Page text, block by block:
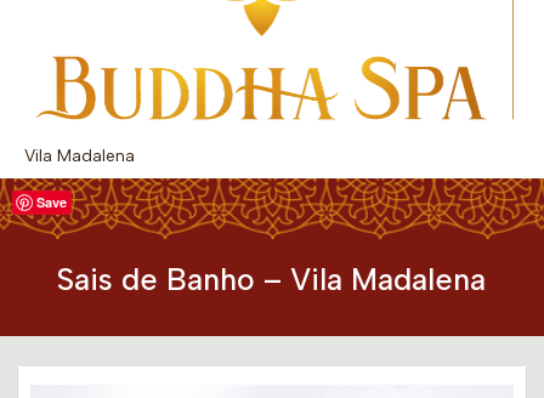
Vila Madalena
Sais de Banho – Vila Madalena
Save